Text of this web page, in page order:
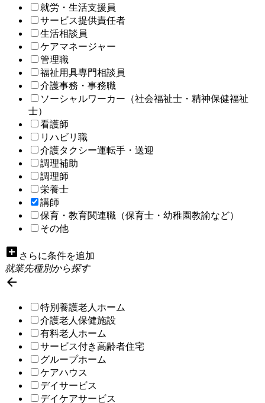
就労・生活支援員
サービス提供責任者
生活相談員
ケアマネージャー
管理職
福祉用具専門相談員
介護事務・事務職
ソーシャルワーカー（社会福祉士・精神保健福祉
士）
看護師
リハビリ職
介護タクシー運転手・送迎
調理補助
調理師
栄養士
講師
保育・教育関連職（保育士・幼稚園教諭など）
その他
add_box さらに条件を追加
就業先種別から探す

特別養護老人ホーム
介護老人保健施設
有料老人ホーム
サービス付き高齢者住宅
グループホーム
ケアハウス
デイサービス
デイケアサービス